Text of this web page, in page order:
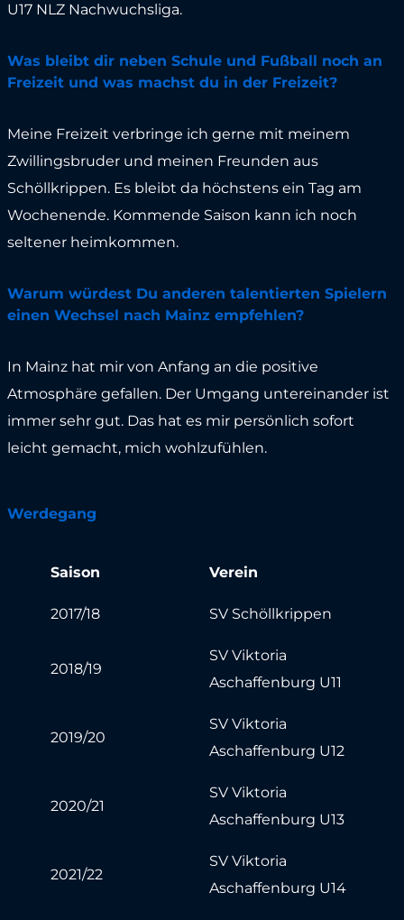
U17 NLZ Nachwuchsliga.
Was bleibt dir neben Schule und Fußball noch an
Freizeit und was machst du in der Freizeit?
Meine Freizeit verbringe ich gerne mit meinem
Zwillingsbruder und meinen Freunden aus
Schöllkrippen. Es bleibt da höchstens ein Tag am
Wochenende. Kommende Saison kann ich noch
seltener heimkommen.
Warum würdest Du anderen talentierten Spielern
einen Wechsel nach Mainz empfehlen?
In Mainz hat mir von Anfang an die positive
Atmosphäre gefallen. Der Umgang untereinander ist
immer sehr gut. Das hat es mir persönlich sofort
leicht gemacht, mich wohlzufühlen.
Werdegang
Saison Verein
2017/18 SV Schöllkrippen
2018/19
SV Viktoria
Aschaffenburg U11
2019/20
SV Viktoria
Aschaffenburg U12
2020/21
SV Viktoria
Aschaffenburg U13
2021/22
SV Viktoria
Aschaffenburg U14